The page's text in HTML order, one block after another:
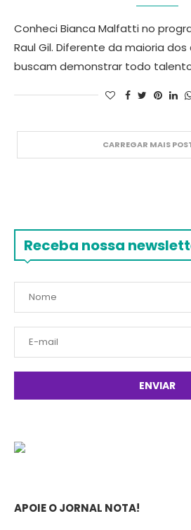
Conheci Bianca Malfatti no
Raul Gil. Diferente da maioria
buscam demonstrar todo
CARREGAR MAIS
Receba nossa
APOIE O JORNAL NOTA!